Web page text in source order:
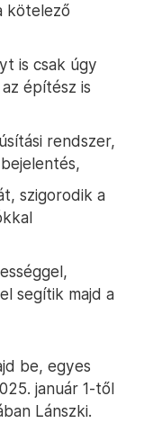
kötelező
is csak úgy
építész is
rendszer,
szigorodik a
segítik majd a
be, egyes
január 1-től
Lánszki.